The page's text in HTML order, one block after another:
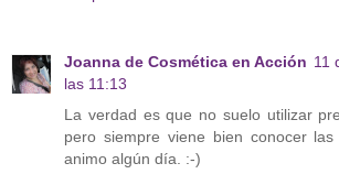
Joanna de Cosmética en Acción 11
las 11:13
La verdad es que no suelo utilizar
pero siempre viene bien conocer
animo algún día. :-)